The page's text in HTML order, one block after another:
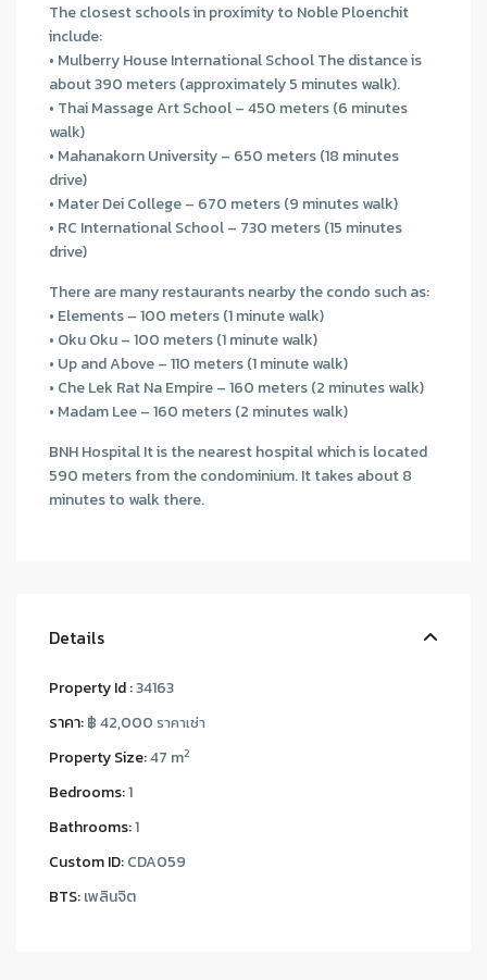
The closest schools in proximity to Noble Ploenchit
include:
• Mulberry House International School The distance is
about 390 meters (approximately 5 minutes walk).
• Thai Massage Art School – 450 meters (6 minutes
walk)
• Mahanakorn University – 650 meters (18 minutes
drive)
• Mater Dei College – 670 meters (9 minutes walk)
• RC International School – 730 meters (15 minutes
drive)
There are many restaurants nearby the condo such as:
• Elements – 100 meters (1 minute walk)
• Oku Oku – 100 meters (1 minute walk)
• Up and Above – 110 meters (1 minute walk)
• Che Lek Rat Na Empire – 160 meters (2 minutes walk)
• Madam Lee – 160 meters (2 minutes walk)
BNH Hospital It is the nearest hospital which is located
590 meters from the condominium. It takes about 8
minutes to walk there.
Details
Property Id :34163
ราคา:฿ 42,000ราคาเช่า
Property Size:47 m2
Bedrooms:1
Bathrooms:1
Custom ID:CDA059
BTS:เพลินจิต